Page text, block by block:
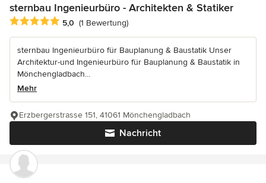
sternbau Ingenieurbüro - Architekten & Statiker
Durchschnittliche Bewertung: 5 von 5 Sternen
5,0 (1 Bewertung)
sternbau Ingenieurbüro für Bauplanung & Baustatik Unser
Architektur-und Ingenieurbüro für Bauplanung & Baustatik in
Mönchengladbach...
Mehr
Nachricht
Erzbergerstrasse 151, 41061 Mönchengladbach